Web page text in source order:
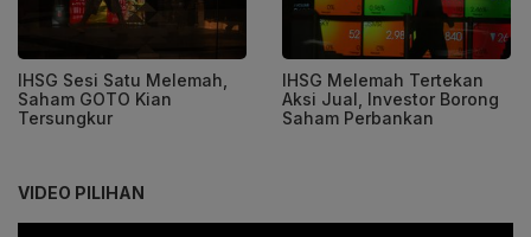
IHSG Sesi Satu Melemah,
Saham GOTO Kian
Tersungkur
IHSG Melemah Tertekan
Aksi Jual, Investor Borong
Saham Perbankan
VIDEO PILIHAN